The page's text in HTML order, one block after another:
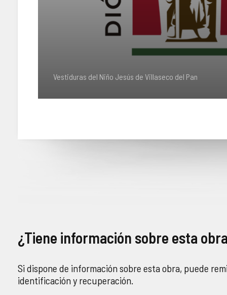
Vestiduras del Niño Jesús de Villaseco del Pan
¿Tiene información sobre esta
Si dispone de información sobre esta obra, puede
identificación y recuperación.